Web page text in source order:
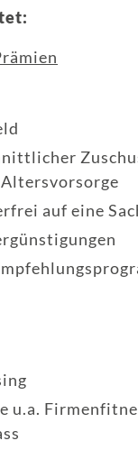
auf eine
u.a.